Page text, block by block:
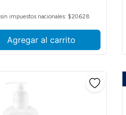
de estrías
solar
de piel
impuestos nacionales: $20.628
Agregar al carrito